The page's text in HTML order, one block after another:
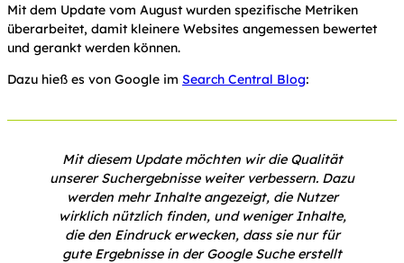
Mit dem Update vom August wurden spezifische Metriken
überarbeitet, damit kleinere Websites angemessen bewertet
und gerankt werden können.
Dazu hieß es von Google im Search Central Blog:
Mit diesem Update möchten wir die Qualität
unserer Suchergebnisse weiter verbessern. Dazu
werden mehr Inhalte angezeigt, die Nutzer
wirklich nützlich finden, und weniger Inhalte,
die den Eindruck erwecken, dass sie nur für
gute Ergebnisse in der Google Suche erstellt